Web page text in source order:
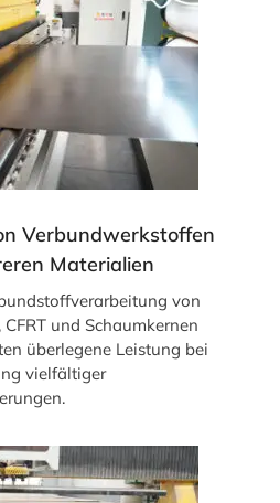
Verbundwerkstoffen
Materialien
von
und Schaumkernen
überlegene Leistung bei
vielfältiger